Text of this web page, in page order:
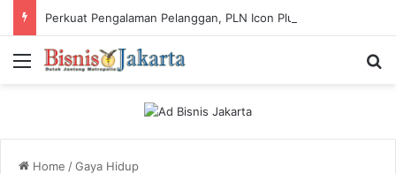
Menu
Home /Gaya Hidup